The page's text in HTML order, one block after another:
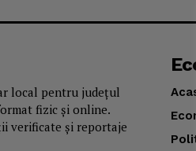
local pentru județul
fizic și online.
verificate și reportaje